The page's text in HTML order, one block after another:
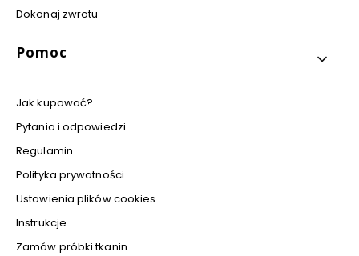
Dokonaj zwrotu
Pomoc
Jak kupować?
Pytania i odpowiedzi
Regulamin
Polityka prywatności
Ustawienia plików cookies
Instrukcje
Zamów próbki tkanin